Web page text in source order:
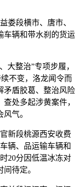
娄段横市、唐市、
车辆和带水刹的货运
整治”专项步履，
不变，洛龙闻令而
矛盾胶葛、整治风险
处多起涉黄案件，
气。
新段桃源西安收费
辆、品运输车辆和
20分因低温冰冻对
待定。